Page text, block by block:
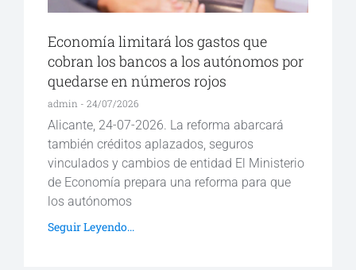
Economía limitará los gastos que
cobran los bancos a los autónomos por
quedarse en números rojos
admin 24/07/2026
Alicante, 24-07-2026. La reforma abarcará
también créditos aplazados, seguros
vinculados y cambios de entidad El Ministerio
de Economía prepara una reforma para que
los autónomos
Seguir Leyendo...